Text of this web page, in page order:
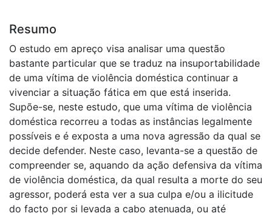
Resumo
O estudo em apreço visa analisar uma questão
bastante particular que se traduz na insuportabilidade
de uma vítima de violência doméstica continuar a
vivenciar a situação fática em que está inserida.
Supõe-se, neste estudo, que uma vítima de violência
doméstica recorreu a todas as instâncias legalmente
possíveis e é exposta a uma nova agressão da qual se
decide defender. Neste caso, levanta-se a questão de
compreender se, aquando da ação defensiva da vítima
de violência doméstica, da qual resulta a morte do seu
agressor, poderá esta ver a sua culpa e/ou a ilicitude
do facto por si levada a cabo atenuada, ou até